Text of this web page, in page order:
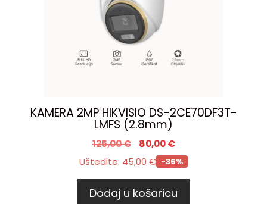
KAMERA 2MP HIKVISIO DS-2CE70DF3T-
LMFS (2.8mm)
125,00€ 80,00€
Uštedite: 45,00 € -36%
Dodaj u košaricu